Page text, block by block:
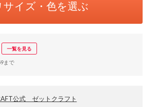
サイズ・色を選ぶ
一覧を見る
まで
公式 ゼットクラフト